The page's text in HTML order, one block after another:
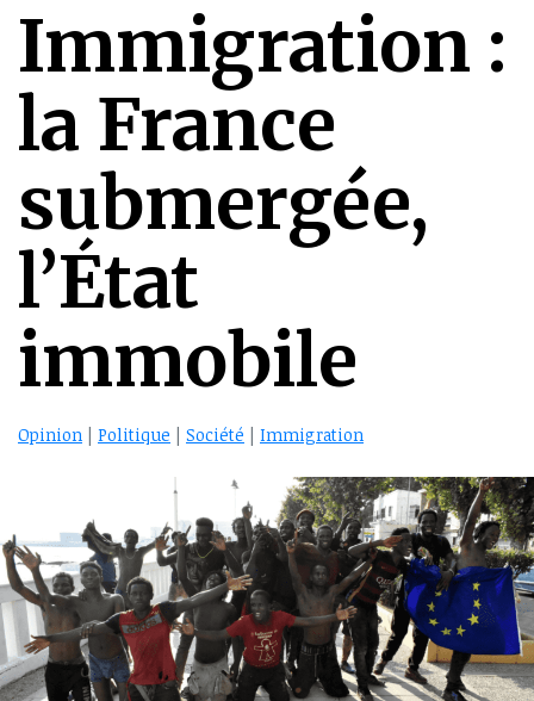
Immigration :
la France
submergée,
l’État
immobile
Opinion | Politique | Société | Immigration